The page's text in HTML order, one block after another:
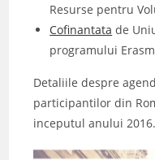
Resurse pentru
Cofinantata de
programului
Detaliile despre
participantilor din
inceputul anului 2016.